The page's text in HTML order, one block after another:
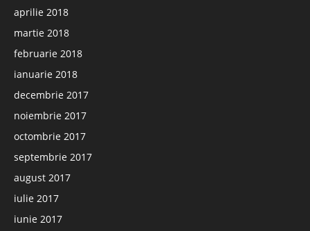
aprilie 2018
martie 2018
februarie 2018
ianuarie 2018
decembrie 2017
noiembrie 2017
octombrie 2017
septembrie 2017
august 2017
iulie 2017
iunie 2017